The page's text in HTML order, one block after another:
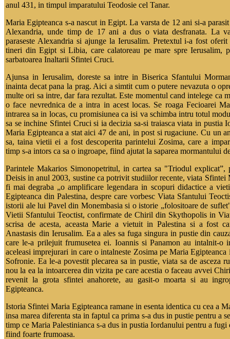
anul 431, in timpul imparatului Teodosie cel Tanar.
Maria Egipteanca s-a nascut in Egipt. La varsta de 12 ani si-a
Alexandria, unde timp de 17 ani a dus o viata desfranata. La
paraseste Alexandria si ajunge la Ierusalim. Pretextul i-a fost
tineri din Egipt si Libia, care calatoreau pe mare spre Ierusalim,
sarbatoarea Inaltarii Sfintei Cruci.
Ajunsa in Ierusalim, doreste sa intre in Biserica Sfantului
inainta decat pana la prag. Aici a simtit cum o putere nevazuta o
multe ori sa intre, dar fara rezultat. Este momentul cand intelege ca
o face nevrednica de a intra in acest locas. Se roaga Fecioarei
intrarea sa in locas, cu promisiunea ca isi va schimba intru totul
sa se inchine Sfintei Cruci si ia decizia sa-si traiasca viata in pustia
Maria Egipteanca a stat aici 47 de ani, in post si rugaciune. Cu un
sa, taina vietii ei a fost descoperita parintelui Zosima, care a
timp s-a intors ca sa o ingroape, fiind ajutat la saparea mormantului
Parintele Makarios Simonopetritul, in cartea sa "Triodul explicat”,
Deisis in anul 2003, sustine ca potrivit studiilor recente, viata Sfintei
fi mai degraba „o amplificare legendara in scopuri didactice a
Egipteanca din Palestina, despre care vorbesc Viata Sfantului
istorii ale lui Pavel din Monembasia si o istorie „folositoare de
Vietii Sfantului Teoctist, confirmate de Chiril din Skythopolis in
scrisa de acesta, aceasta Marie a vietuit in Palestina si a fost
Anastasis din Ierusalim. Ea a ales sa fuga singura in pustie din
care le-a prilejuit frumusetea ei. Ioannis si Panamon au intalnit-o
aceleasi imprejurari in care o intalneste Zosima pe Maria
Sofronie. Ea le-a povestit plecarea sa in pustie, viata sa de asceza
nou la ea la intoarcerea din vizita pe care acestia o faceau avvei
revenit la grota sfintei anahorete, au gasit-o moarta si au
Egipteanca.
Istoria Sfintei Maria Egipteanca ramane in esenta identica cu cea a
insa marea diferenta sta in faptul ca prima s-a dus in pustie pentru a
timp ce Maria Palestinianca s-a dus in pustia Iordanului pentru a fugi
fiind foarte frumoasa.